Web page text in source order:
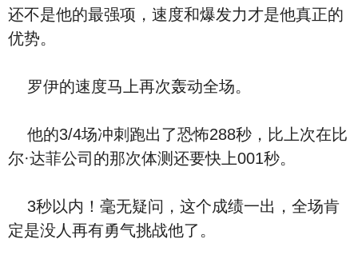
还不是他的最强项，速度和爆发力才是他真正的
优势。
罗伊的速度马上再次轰动全场。
他的3/4场冲刺跑出了恐怖288秒，比上次在比
尔·达菲公司的那次体测还要快上001秒。
3秒以内！毫无疑问，这个成绩一出，全场肯
定是没人再有勇气挑战他了。